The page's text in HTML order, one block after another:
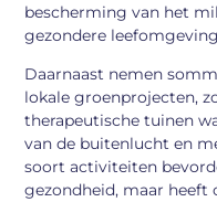
bescherming van het
gezondere
Daarnaast nemen
lokale groenprojecten,
therapeutische tuinen
van de buitenlucht en
soort activiteiten
gezondheid, maar heeft